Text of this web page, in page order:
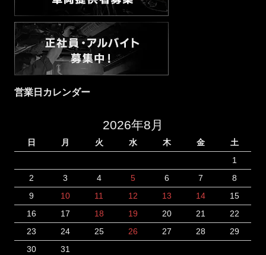
営業日カレンダー
2026年8月
日 月 火 水 木 金
土
1
2
3 4 5 6 7
8
9
10 11 12 13 14
15
16
17 18 19 20 21
22
23
24 25 26 27 28
29
30
31